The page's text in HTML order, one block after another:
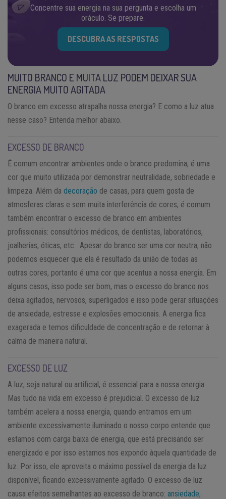
Concentre sua energia na sua pergunta e escolha um
oráculo. Se prepare.
DESCUBRA AS RESPOSTAS
MUITO BRANCO E MUITA LUZ PODEM DEIXAR SUA
ENERGIA MUITO AGITADA
O branco em excesso atrapalha nossa energia? E como a luz atua
nesse caso? Entenda melhor abaixo.
EXCESSO DE BRANCO
É comum encontrar ambientes onde o branco predomina, é uma
cor que muito utilizada por demonstrar neutralidade, sobriedade e
limpeza. Além da decoração de casas, para quem gosta de
atmosferas claras e sem muita interferência de cores, é comum
também encontrar o excesso de branco em ambientes
profissionais: consultórios médicos, de dentistas, laboratórios,
joalherias, óticas, etc. Apesar do branco ser uma cor neutra, não
podemos esquecer que ela é resultado da união de todas as
outras cores, portanto é uma cor que acentua a nossa energia. Em
alguns casos, isso pode ser bom, mas o excesso do branco nos
deixa agitados, nervosos, superligados e isso pode gerar situações
de ansiedade, estresse e explosões emocionais. A energia fica
exagerada e temos dificuldade de concentração e de retornar à
calma de maneira natural.
EXCESSO DE LUZ
A luz, seja natural ou artificial, é essencial para a nossa energia.
Mas tudo na vida em excesso é prejudicial. O excesso de luz
também acelera a nossa energia, quando entramos em um
ambiente excessivamente iluminado o nosso corpo entende que
estamos com carga baixa de energia, que está precisando ser
energizado e por isso estamos nos expondo àquela quantidade de
luz. Por isso, ele aproveita o máximo possível da energia da luz
disponível, ficando excessivamente agitado. O excesso de luz
causa efeitos semelhantes ao excesso de branco: ansiedade,